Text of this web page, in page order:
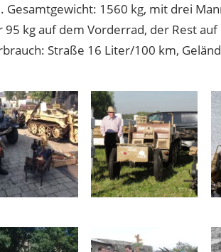
Gesamtgewicht: 1560 kg, mit drei
95 kg auf dem Vorderrad, der Rest
Straße 16 Liter/100 km,